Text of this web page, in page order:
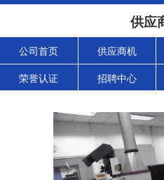
供应
公司首页 供应商机
荣誉认证 招聘中心